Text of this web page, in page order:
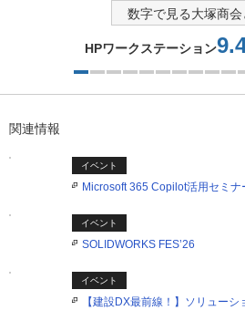
数字で見る大塚商会
HPワークステーション
関連情報
イベント
Microsoft 365 Copilot活用セミナ
イベント
SOLIDWORKS FES’26
イベント
【建設DX最前線！】ソリュー